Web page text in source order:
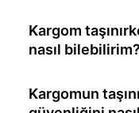
Kargom
nasıl bilebilirim?
Kargomun